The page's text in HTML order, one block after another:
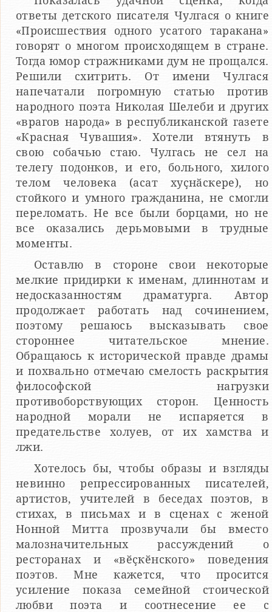
ответы детского писателя Чулгася о книге
«Происшествия одного усатого таракана»
говорят о многом происходящем в стране.
Тогда юмор стражниками дум не прощался.
Решили схитрить. От имени Чулгася
напечатали погромную статью против
народного поэта Николая Шелеби и других
«врагов народа» в республиканской газете
«Красная Чувашия». Хотели втянуть в
свою собачью стаю. Чулгась не сел на
телегу подонков, и его, больного, хилого
телом человека (асат хуҫнӑскере), но
стойкого и умного гражданина, не смогли
переломать. Не все были борцами, но не
все оказались дерьмовыми в трудные
моменты.
Оставлю в стороне свои некоторые
мелкие придирки к именам, длиннотам и
недосказанностям драматурга. Автор
продолжает работать над сочинением,
поэтому решаюсь высказывать свое
стороннее читательское мнение.
Обращаюсь к исторической правде драмы
и похвально отмечаю смелость раскрытия
философской нагрузки
противоборствующих сторон. Ценность
народной морали не испаряется в
предательстве холуев, от их хамства и
лжи.
Хотелось бы, чтобы образы и взгляды
невинно репрессированных писателей,
артистов, учителей в беседах поэтов, в
стихах, в письмах и в сценах с женой
Нонной Митта прозвучали бы вместо
малозначительных рассуждений о
ресторанах и «вӗҫкӗнского» поведения
поэтов. Мне кажется, что просится
усиление показа семейной стоической
любви поэта и соотнесение ее с